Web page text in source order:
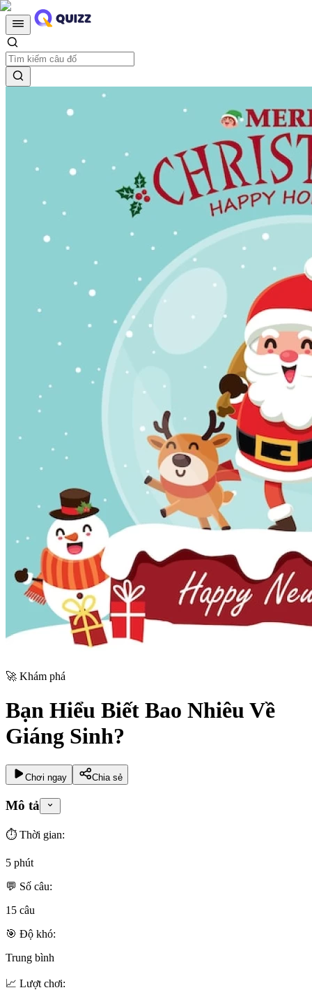
🚀 Khám phá
Bạn Hiểu Biết Bao Nhiêu Về
Giáng Sinh?
Chơi ngay Chia sẻ
Mô tả
⏱️ Thời gian:
5 phút
💬 Số câu:
15 câu
🎯 Độ khó:
Trung bình
📈 Lượt chơi: